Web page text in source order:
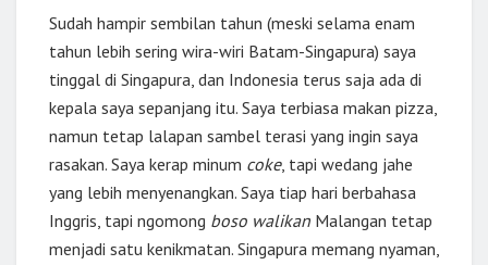
Sudah hampir sembilan tahun (meski selama enam
tahun lebih sering wira-wiri Batam-Singapura) saya
tinggal di Singapura, dan Indonesia terus saja ada di
kepala saya sepanjang itu. Saya terbiasa makan pizza,
namun tetap lalapan sambel terasi yang ingin saya
rasakan. Saya kerap minum coke, tapi wedang jahe
yang lebih menyenangkan. Saya tiap hari berbahasa
Inggris, tapi ngomong boso walikan Malangan tetap
menjadi satu kenikmatan. Singapura memang nyaman,